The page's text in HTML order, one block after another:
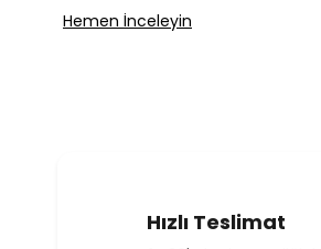
Hemen İnceleyin
Hızlı Teslimat